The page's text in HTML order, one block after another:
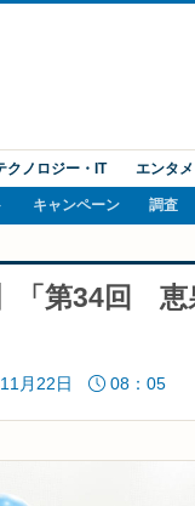
クノロジー・IT エンタメ
キャンペーン 調査
「第34回
月22日 08：05